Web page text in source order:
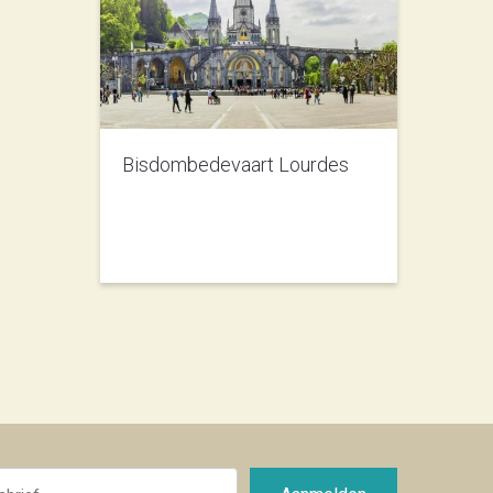
Bisdombedevaart Lourdes